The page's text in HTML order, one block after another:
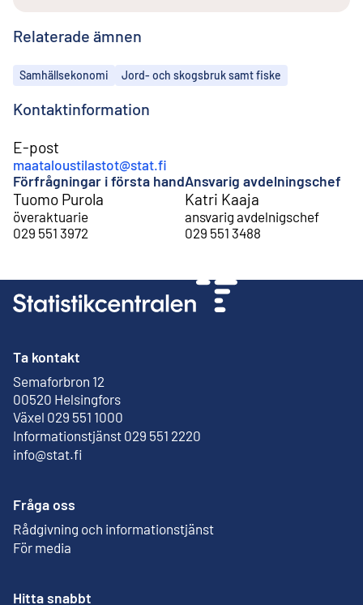
Relaterade ämnen
Ämnen
Samhällsekonomi Jord- och skogsbruk samt fiske
Kontaktinformation
E-post
maataloustilastot@stat.fi
Förfrågningar i första hand
Tuomo Purola
överaktuarie
029 551 3972
Ansvarig avdelningschef
Katri Kaaja
ansvarig avdelnigschef
029 551 3488
Ta kontakt
Semaforbron 12
00520 Helsingfors
Extern länk
Växel 029 551 1000
Informationstjänst 029 551 2220
info@stat.fi
Fråga oss
Rådgivning och informationstjänst
För media
Hitta snabbt